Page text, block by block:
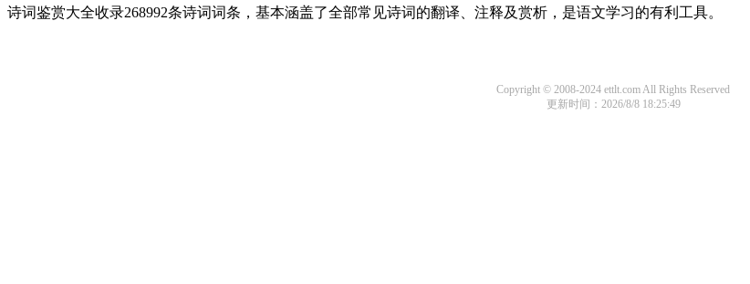
诗词鉴赏大全收录268992条诗词词条，基本涵盖了全部常见诗词的翻译、注释及赏析，是语文学习的有利工具。
Copyright © 2008-2024 ettlt.com All Rights Reserved
更新时间：2026/8/8 18:25:49